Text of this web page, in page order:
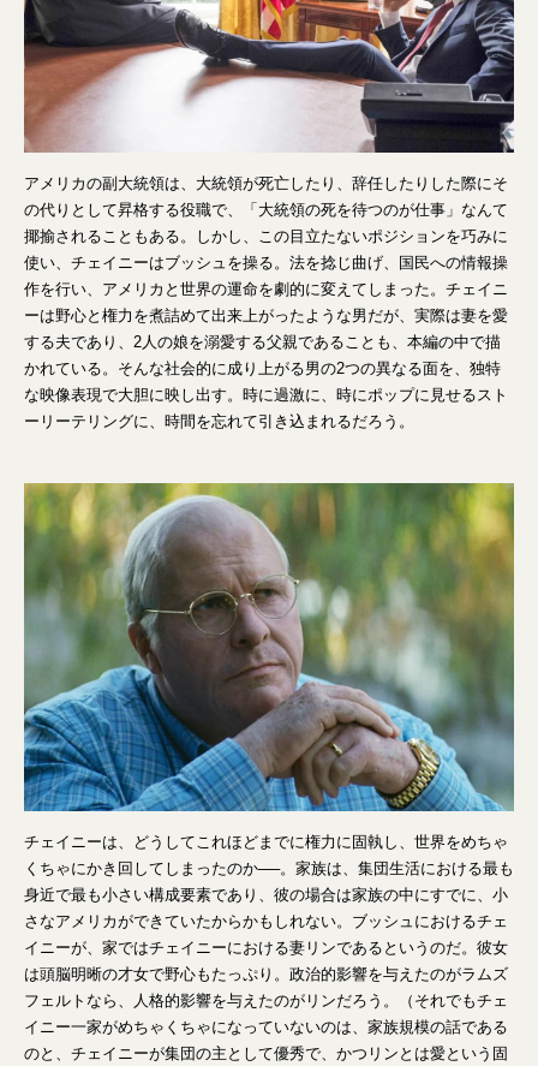
アメリカの副大統領は、大統領が死亡したり、辞任したりした際にそ
の代りとして昇格する役職で、「大統領の死を待つのが仕事」なんて
揶揄されることもある。しかし、この目立たないポジションを巧みに
使い、チェイニーはブッシュを操る。法を捻じ曲げ、国民への情報操
作を行い、アメリカと世界の運命を劇的に変えてしまった。チェイニ
ーは野心と権力を煮詰めて出来上がったような男だが、実際は妻を愛
する夫であり、2人の娘を溺愛する父親であることも、本編の中で描
かれている。そんな社会的に成り上がる男の2つの異なる面を、独特
な映像表現で大胆に映し出す。時に過激に、時にポップに見せるスト
ーリーテリングに、時間を忘れて引き込まれるだろう。
チェイニーは、どうしてこれほどまでに権力に固執し、世界をめちゃ
くちゃにかき回してしまったのか──。家族は、集団生活における最も
身近で最も小さい構成要素であり、彼の場合は家族の中にすでに、小
さなアメリカができていたからかもしれない。ブッシュにおけるチェ
イニーが、家ではチェイニーにおける妻リンであるというのだ。彼女
は頭脳明晰の才女で野心もたっぷり。政治的影響を与えたのがラムズ
フェルトなら、人格的影響を与えたのがリンだろう。（それでもチェ
イニー一家がめちゃくちゃになっていないのは、家族規模の話である
のと、チェイニーが集団の主として優秀で、かつリンとは愛という固